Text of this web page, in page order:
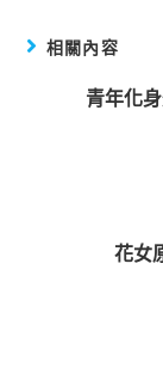
相關內容
青年化
花女